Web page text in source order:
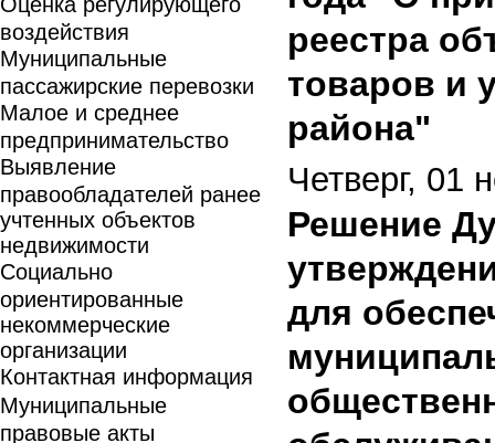
воздействия
Муниципальные
пассажирские перевозки
Малое и среднее
предпринимательство
Выявление
правообладателей ранее
учтенных объектов
недвижимости
Социально
ориентированные
некоммерческие
организации
Контактная информация
Муниципальные
правовые акты
реестра
товаров и
района"
Четверг, 01
Решение
для